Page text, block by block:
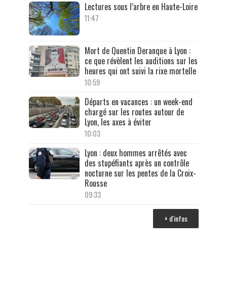
Lectures sous l’arbre en Haute-Loire
11:47
Mort de Quentin Deranque à Lyon :
ce que révèlent les auditions sur les
heures qui ont suivi la rixe mortelle
10:59
Départs en vacances : un week-end
chargé sur les routes autour de
Lyon, les axes à éviter
10:03
Lyon : deux hommes arrêtés avec
des stupéfiants après un contrôle
nocturne sur les pentes de la Croix-
Rousse
09:33
+ d'infos